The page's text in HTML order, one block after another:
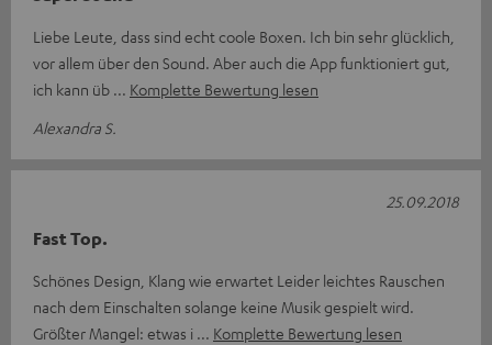
Liebe Leute, dass sind echt coole Boxen. Ich bin sehr glücklich,
vor allem über den Sound. Aber auch die App funktioniert gut,
ich kann üb
Komplette Bewertung lesen
Alexandra S.
Fast Top.
Schönes Design, Klang wie erwartet Leider leichtes Rauschen
nach dem Einschalten solange keine Musik gespielt wird.
Größter Mangel: etwas i
Komplette Bewertung lesen
25.09.2018